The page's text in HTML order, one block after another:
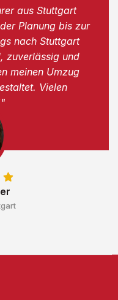
aus Stuttgart
Planung bis zur
nach Stuttgart
zuverlässig und
meinen Umzug
Vielen